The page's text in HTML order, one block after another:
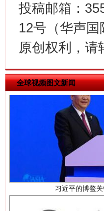
投稿邮箱：
12号（华声
原创权利，请
全球视频图文新闻
习近平的博鳌